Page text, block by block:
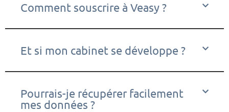
Comment souscrire à Veasy ?
Et si mon cabinet se développe ?
Pourrais-je récupérer facilement
mes données ?